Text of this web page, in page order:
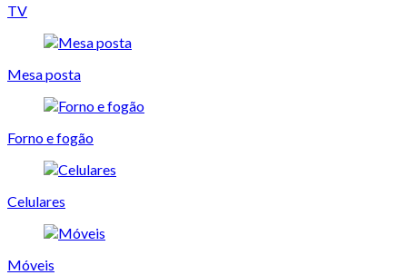
TV
Mesa posta
Forno e fogão
Celulares
Móveis